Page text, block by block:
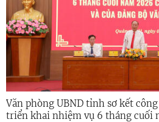
Văn phòng UBND tỉnh sơ kết
triển khai nhiệm vụ 6 tháng cuối